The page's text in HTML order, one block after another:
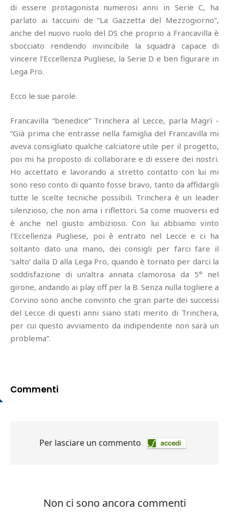
di essere protagonista numerosi anni in Serie C, ha
parlato ai taccuini de “La Gazzetta del Mezzogiorno”,
anche del nuovo ruolo del DS che proprio a Francavilla è
sbocciato rendendo invincibile la squadra capace di
vincere l'Eccellenza Pugliese, la Serie D e ben figurare in
Lega Pro.
Ecco le sue parole.
Francavilla “benedice” Trinchera al Lecce, parla Magrì -
“Già prima che entrasse nella famiglia del Francavilla mi
aveva consigliato qualche calciatore utile per il progetto,
poi mi ha proposto di collaborare e di essere dei nostri.
Ho accettato e lavorando a stretto contatto con lui mi
sono reso conto di quanto fosse bravo, tanto da affidargli
tutte le scelte tecniche possibili. Trinchera è un leader
silenzioso, che non ama i riflettori. Sa come muoversi ed
è anche nel giusto ambizioso. Con lui abbiamo vinto
l'Eccellenza Pugliese, poi è entrato nel Lecce e ci ha
soltanto dato una mano, dei consigli per farci fare il
‘salto’ dalla D alla Lega Pro, quando è tornato per darci la
soddisfazione di un'altra annata clamorosa da 5° nel
girone, andando ai play off per la B. Senza nulla togliere a
Corvino sono anche convinto che gran parte dei successi
del Lecce di questi anni siano stati merito di Trinchera,
per cui questo avviamento da indipendente non sarà un
problema”.
Commenti